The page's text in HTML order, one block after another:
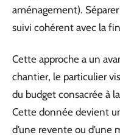
aménagement).
suivi cohérent avec la
Cette approche a un
chantier, le particulier
du budget consacrée à
Cette donnée devient
d’une revente ou